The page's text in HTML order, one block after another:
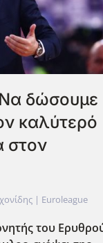
δώσουμε
καλύτερό
στον
| Euroleague
του